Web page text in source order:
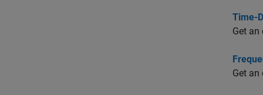
Time-
Get
Get